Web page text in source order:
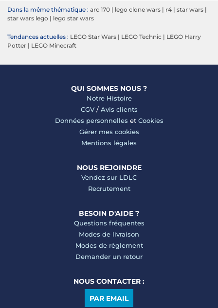
Dans la même thématique : arc 170 | lego clone wars | r4 | star wars |
star wars lego | lego star wars
Tendances actuelles : LEGO Star Wars | LEGO Technic | LEGO Harry
Potter | LEGO Minecraft
QUI SOMMES NOUS ?
Notre Histoire
CGV/ Avis clients
Données personnelles et Cookies
Gérer mes cookies
Mentions légales
NOUS REJOINDRE
Vendez sur LDLC
Recrutement
BESOIN D'AIDE ?
Questions fréquentes
Modes de livraison
Modes de règlement
Demander un retour
NOUS CONTACTER :
PAR EMAIL